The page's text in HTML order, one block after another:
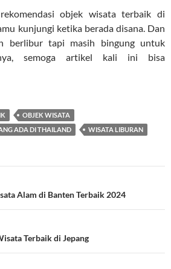
objek wisata terbaik di
kunjungi ketika berada disana. Dan
berlibur tapi masih bingung untuk
semoga artikel kali ini bisa
OBJEK WISATA
ADA DI THAILAND
WISATA LIBURAN
Alam di Banten Terbaik 2024
Terbaik di Jepang